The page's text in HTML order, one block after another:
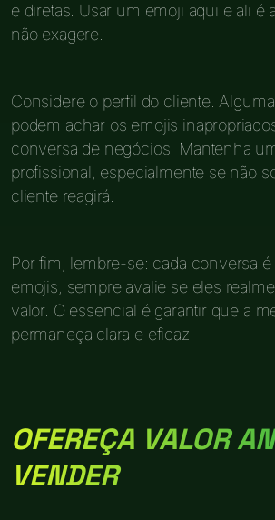
e diretas. Usar um emoji aqui e ali é
não exagere.
Considere o perfil do cliente.
podem achar os emojis
conversa de negócios. Mantenha
profissional, especialmente se não
cliente reagirá.
Por fim, lembre-se: cada conversa
emojis, sempre avalie se eles
valor. O essencial é garantir que a
permaneça clara e eficaz.
OFEREÇA VALOR
VENDER